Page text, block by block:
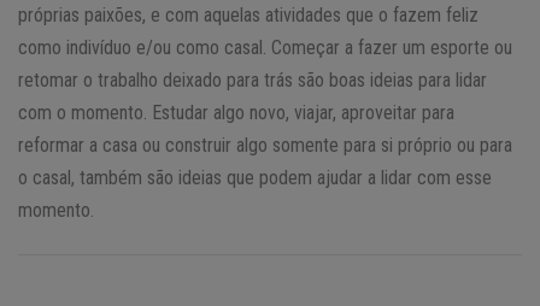
próprias paixões, e com aquelas atividades que o fazem feliz
como indivíduo e/ou como casal. Começar a fazer um esporte ou
retomar o trabalho deixado para trás são boas ideias para lidar
com o momento. Estudar algo novo, viajar, aproveitar para
reformar a casa ou construir algo somente para si próprio ou para
o casal, também são ideias que podem ajudar a lidar com esse
momento.